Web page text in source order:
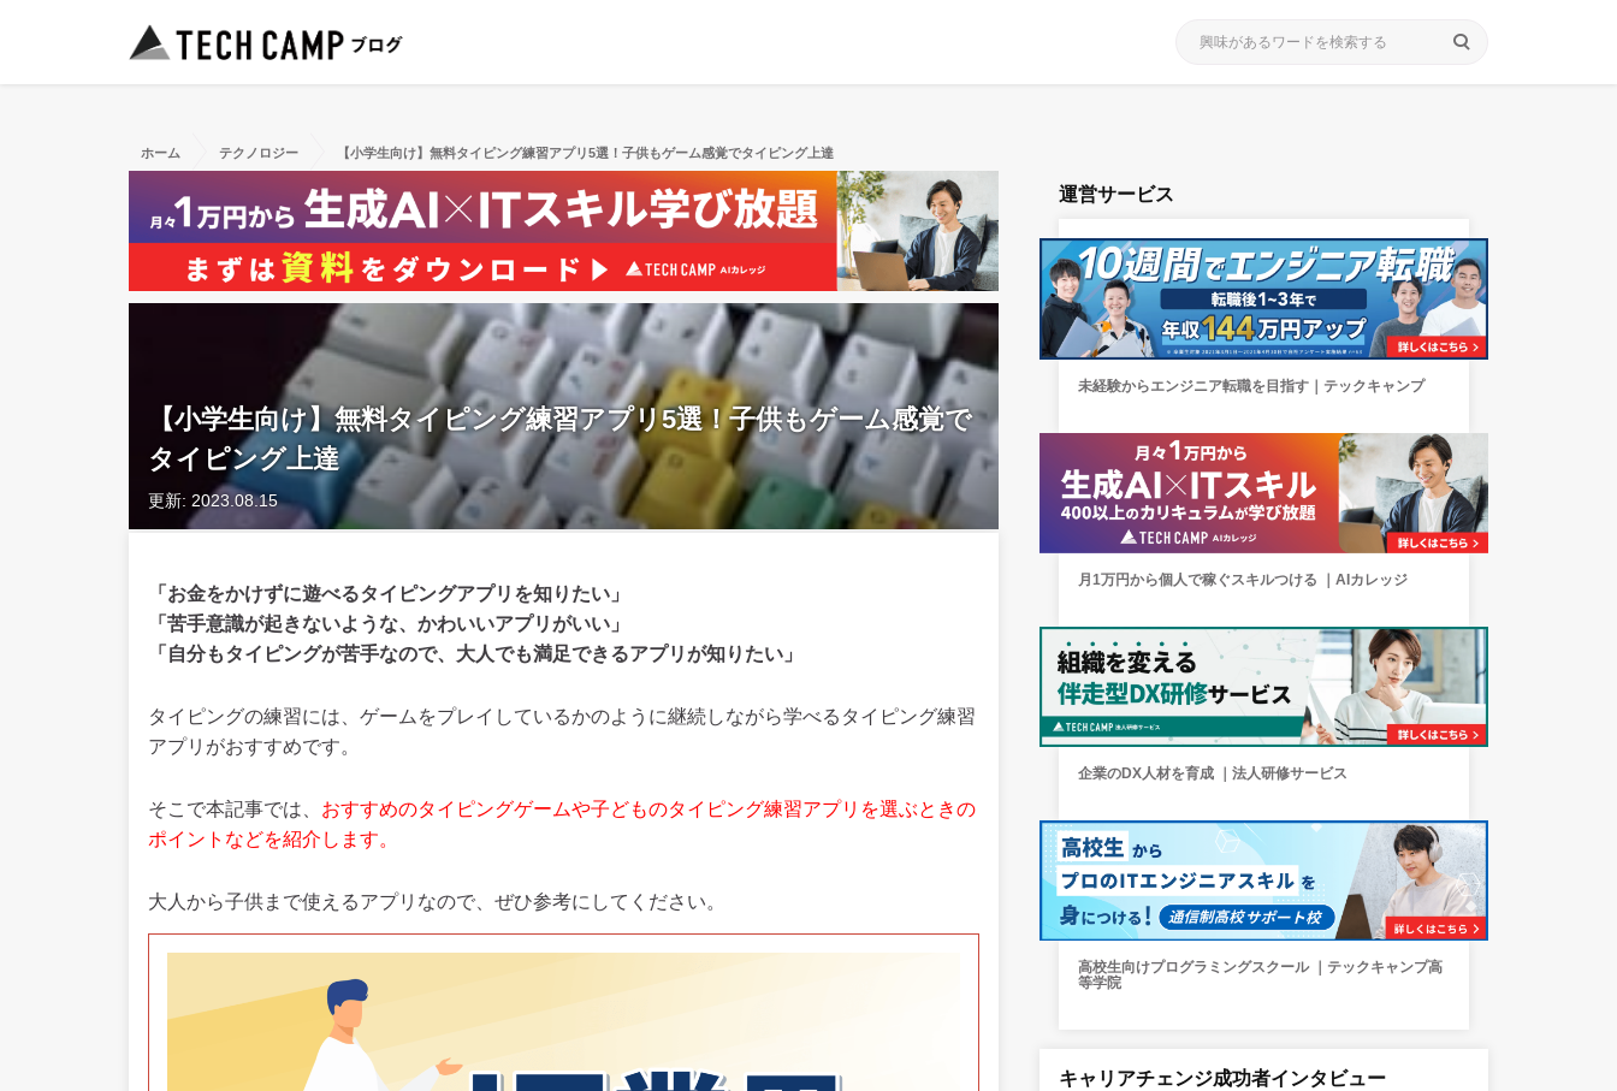
search
ホーム テクノロジー 【小学生向け】無料タイピング練習アプリ5選！子供もゲーム感覚でタイピング上達
【小学生向け】無料タイピング練習アプリ5選！子供もゲーム感覚で
タイピング上達
更新: 2023.08.15
「お金をかけずに遊べるタイピングアプリを知りたい」
「苦手意識が起きないような、かわいいアプリがいい」
「自分もタイピングが苦手なので、大人でも満足できるアプリが知りたい」
タイピングの練習には、ゲームをプレイしているかのように継続しながら学べるタイピング練習
アプリがおすすめです。
そこで本記事では、 おすすめのタイピングゲームや子どものタイピング練習アプリを選ぶときの
ポイントなどを紹介します。
大人から子供まで使えるアプリなので、ぜひ参考にしてください。
運営サービス
未経験からエンジニア転職を目指す｜テックキャンプ
月1万円から個人で稼ぐスキルつける ｜AIカレッジ
企業のDX人材を育成 ｜法人研修サービス
高校生向けプログラミングスクール ｜テックキャンプ高
等学院
キャリアチェンジ成功者インタビュー